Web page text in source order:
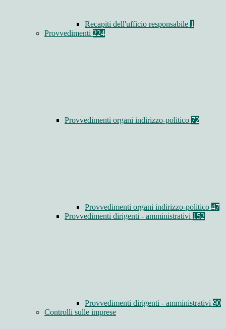
Recapiti dell'ufficio responsabile 1
Provvedimenti 224
Provvedimenti organi indirizzo-politico 72
Provvedimenti organi indirizzo-politico 47
Provvedimenti dirigenti - amministrativi 152
Provvedimenti dirigenti - amministrativi 90
Controlli sulle imprese